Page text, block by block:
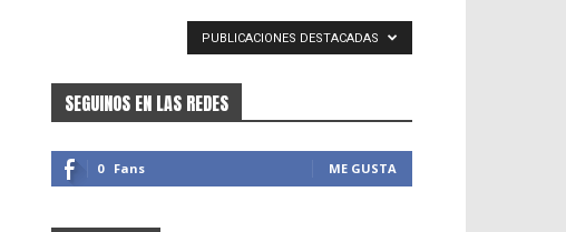
PUBLICACIONES DESTACADAS
SEGUINOS EN LAS REDES
0 Fans ME GUSTA